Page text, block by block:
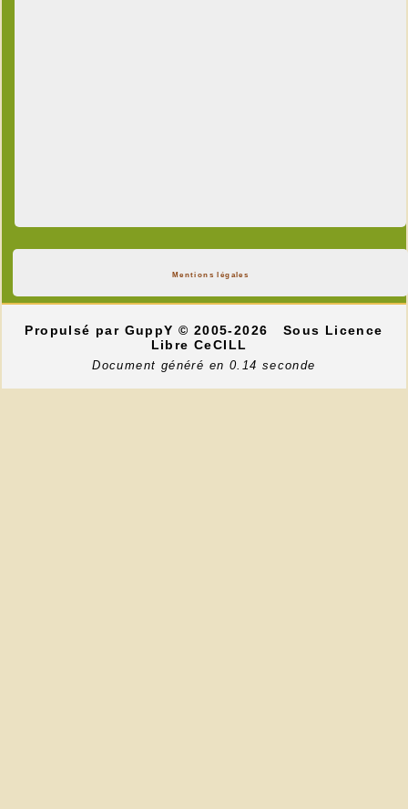
Mentions légales
Propulsé par GuppY© 2005-2026
Sous Licence
Libre CeCILL
Document généré en 0.14 seconde